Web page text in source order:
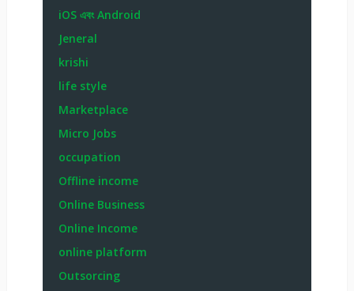
iOS এবং Android
Jeneral
krishi
life style
Marketplace
Micro Jobs
occupation
Offline income
Online Business
Online Income
online platform
Outsorcing